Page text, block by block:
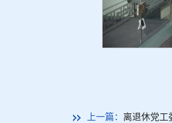
上一篇： 离退休党工